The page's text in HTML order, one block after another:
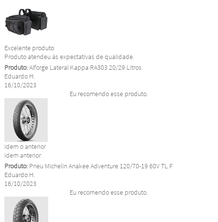
Excelente produto
Produto atendeu às expectativas de qualidade.
Produto:Alforge Lateral Kappa RA303 20/29 Litros
Eduardo H.
16/10/2023
Eu recomendo esse produto.
idem o anterior
idem anterior
Produto:Pneu Michelin Anakee Adventure 120/70-19 60V TL F
Eduardo H.
16/10/2023
Eu recomendo esse produto.